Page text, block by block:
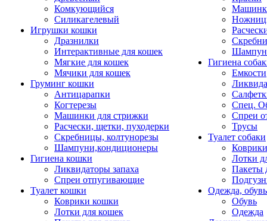
Комкующийся
Силикагелевый
Игрушки кошки
Дразнилки
Интерактивные для кошек
Мягкие для кошек
Мячики для кошек
Груминг кошки
Антицарапки
Когтерезы
Машинки для стрижки
Расчески, щетки, пуходерки
Скребницы, колтунорезы
Шампуни,кондиционеры
Гигиена кошки
Ликвидаторы запаха
Спреи отпугивающие
Туалет кошки
Коврики кошки
Лотки для кошек
Гигиена
Емкости
Спец.
Спреи
Трусы
Туалет собаки
Коврики
Лотки
Пакеты
Одежда, обувь
Обувь
Одежда